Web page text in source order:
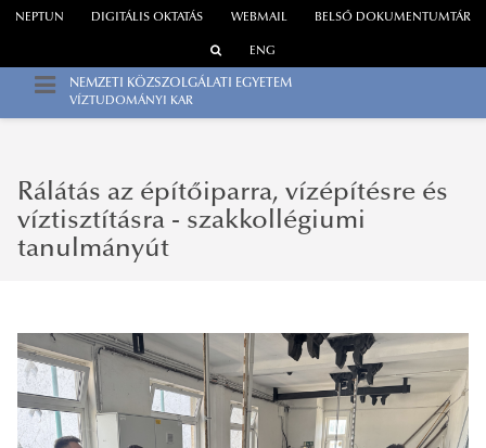
WEBMAIL
NEPTUN DIGITÁLIS OKTATÁS BELSŐ DOKUMENTUMTÁR
ENG
NEMZETI KÖZSZOLGÁLATI EGYETEM
VÍZTUDOMÁNYI KAR
Rálátás az építőiparra, vízépítésre és
víztisztításra - szakkollégiumi
tanulmányút